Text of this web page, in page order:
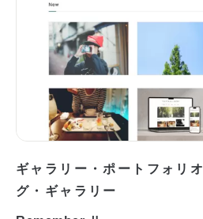
ギャラリー・ポートフォリオ
グ・ギャラリー